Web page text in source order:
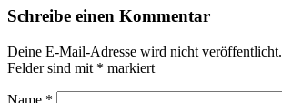
Schreibe einen Kommentar
Deine E-Mail-Adresse wird nicht veröffentlicht.
Felder sind mit * markiert
Name *